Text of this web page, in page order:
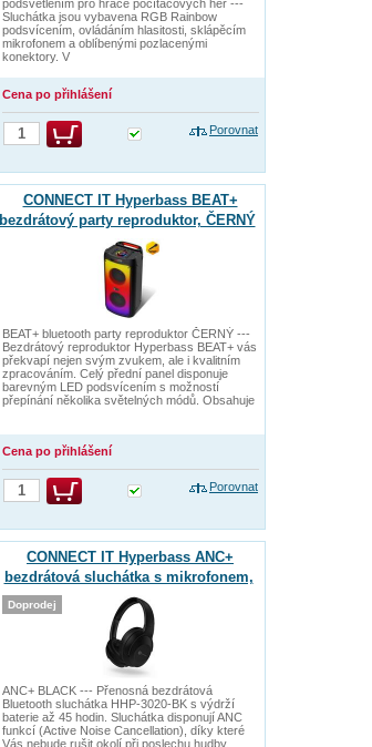
podsvětlením pro hráče počítačových her ---
Sluchátka jsou vybavena RGB Rainbow
podsvícením, ovládáním hlasitosti, sklápěcím
mikrofonem a oblíbenými pozlacenými
konektory. V
Cena po přihlášení
Porovnat
CONNECT IT Hyperbass BEAT+
bezdrátový party reproduktor, ČERNÝ
BEAT+ bluetooth party reproduktor ČERNÝ ---
Bezdrátový reproduktor Hyperbass BEAT+ vás
překvapí nejen svým zvukem, ale i kvalitním
zpracováním. Celý přední panel disponuje
barevným LED podsvícením s možností
přepínání několika světelných módů. Obsahuje
Cena po přihlášení
Porovnat
CONNECT IT Hyperbass ANC+
bezdrátová sluchátka s mikrofonem,
ČERNÁ
ANC+ BLACK --- Přenosná bezdrátová
Bluetooth sluchátka HHP-3020-BK s výdrží
baterie až 45 hodin. Sluchátka disponují ANC
funkcí (Active Noise Cancellation), díky které
Vás nebude rušit okolí při poslechu hudby,
Doprodej